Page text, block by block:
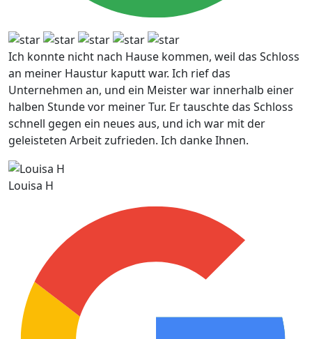
Ich konnte nicht nach Hause kommen, weil das Schloss
an meiner Haustur kaputt war. Ich rief das
Unternehmen an, und ein Meister war innerhalb einer
halben Stunde vor meiner Tur. Er tauschte das Schloss
schnell gegen ein neues aus, und ich war mit der
geleisteten Arbeit zufrieden. Ich danke Ihnen.
Louisa H